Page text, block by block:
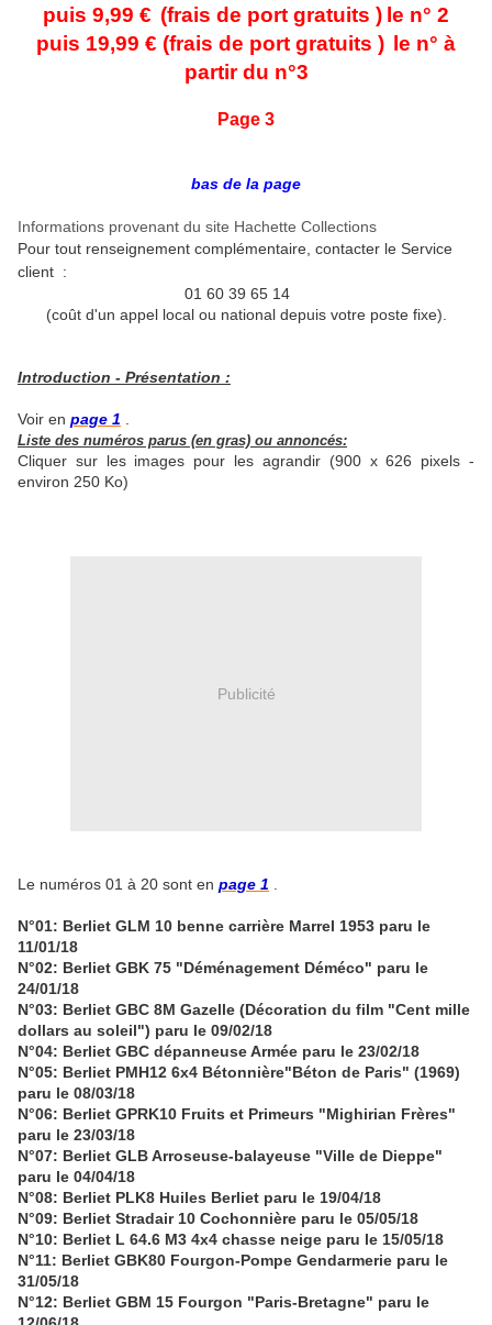
puis 9,99 € (frais de port gratuits ) le n° 2
puis 19,99 € (frais de port gratuits )
le n° à
partir du n°3
Page 3
bas de la page
Informations provenant du site Hachette Collections
Pour tout renseignement complémentaire, contacter le Service
client :
01 60 39 65 14
(coût d'un appel local ou national depuis votre poste fixe).
Introduction - Présentation :
Voir en page 1
Liste des numéros parus (en gras) ou annoncés:
Cliquer sur les images pour les agrandir (900 x 626 pixels -
environ 250 Ko)
Publicité
Le numéros 01 à 20 sont en page 1
N°01: Berliet GLM 10 benne carrière Marrel 1953 paru le
11/01/18
N°02: Berliet GBK 75 "Déménagement Déméco" paru le
24/01/18
N°03: Berliet GBC 8M Gazelle (Décoration du film "Cent mille
dollars au soleil") paru le 09/02/18
N°04: Berliet GBC dépanneuse Armée paru le 23/02/18
N°05: Berliet PMH12 6x4 Bétonnière"Béton de Paris" (1969)
paru le 08/03/18
N°06: Berliet GPRK10 Fruits et Primeurs "Mighirian Frères"
paru le 23/03/18
N°07: Berliet GLB Arroseuse-balayeuse "Ville de Dieppe"
paru le 04/04/18
N°08: Berliet PLK8 Huiles Berliet ​paru le 19/04/18
N°09: Berliet Stradair 10 Cochonnière paru le 05/05/18
N°10: Berliet L 64.6 M3 4x4 chasse neige paru le 15/05/18
N°11: Berliet GBK80 Fourgon-Pompe Gendarmerie paru le
31/05/18
N°12: Berliet GBM 15 Fourgon "Paris-Bretagne" paru le